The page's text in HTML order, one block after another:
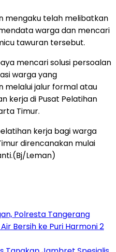
mengaku telah melibatkan
warga dan mencari
tawuran tersebut.
mencari solusi persoalan
warga yang
melalui jalur formal atau
kerja di Pusat Pelatihan
Timur.
kerja bagi warga
direncanakan mulai
Leman)
Polresta Tangerang
Bersih ke Puri Harmoni 2